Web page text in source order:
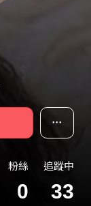
粉絲
0
追蹤中
33